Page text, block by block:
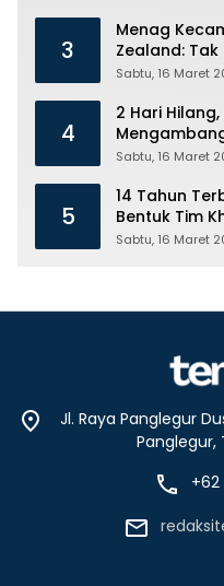
3
Menag
Zealand:
Sabtu, 16 Maret
4
2 Hari
Sabtu, 16 Maret
5
14 Tahun
Bentuk Tim
Sabtu, 16 Maret
Jl. Raya Panglegur
Panglegur,
+62